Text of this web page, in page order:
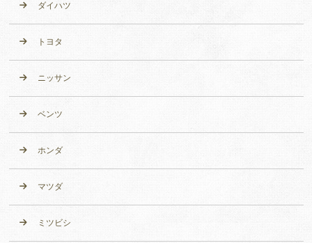
ダイハツ
トヨタ
ニッサン
ベンツ
ホンダ
マツダ
ミツビシ